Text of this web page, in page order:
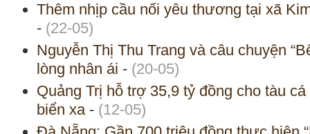
Thêm nhịp cầu nối yêu thương tại xã
- (22-05)
Nguyễn Thị Thu Trang và câu chuyện
lòng nhân ái - (20-05)
Quảng Trị hỗ trợ 35,9 tỷ đồng cho tàu
biển xa- (12-05)